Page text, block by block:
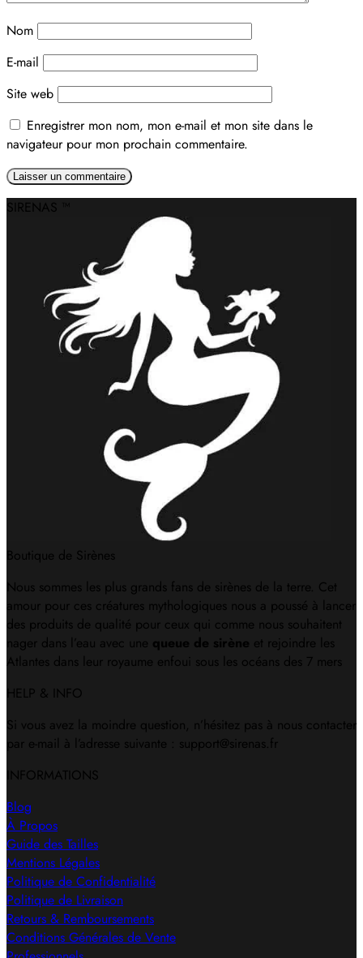
Nom
E-mail
Site web
Enregistrer mon nom, mon e-mail et mon site dans le
navigateur pour mon prochain commentaire.
Alternative:
SIRENAS ™
Boutique de Sirènes
Nous sommes les plus grands fans de sirènes de la terre. Cet
amour pour ces créatures mythologiques nous a poussé à lancer
des produits de qualité pour ceux qui comme nous souhaitent
nager dans l’eau avec une queue de sirène et rejoindre les
Atlantes dans leur royaume enfoui sous les océans des 7 mers
HELP & INFO
Si vous avez la moindre question, n’hésitez pas à nous contacter
par e-mail à l’adresse suivante : support@sirenas.fr
INFORMATIONS
Blog
À Propos
Guide des Tailles
Mentions Légales
Politique de Confidentialité
Politique de Livraison
Retours & Remboursements
Conditions Générales de Vente